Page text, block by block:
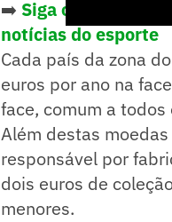
➡️ Siga o Lance! no
notícias do esporte
Cada país da zona
euros por ano na
face, comum a todos
Além destas
responsável por
dois euros de
menores.